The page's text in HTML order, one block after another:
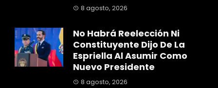
8 agosto, 2026
No Habrá Reelección Ni
Constituyente Dijo De La
Espriella Al Asumir Como
Nuevo Presidente
8 agosto, 2026